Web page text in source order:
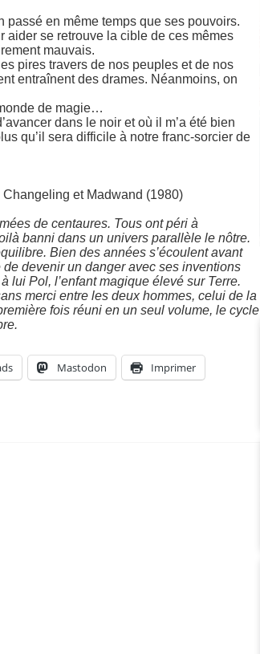
passé en même temps que ses pouvoirs.
aider se retrouve la cible de ces mêmes
mauvais.
pires travers de nos peuples et de nos
entraînent des drames. Néanmoins, on
de magie…
dans le noir et où il m’a été bien
qu’il sera difficile à notre franc-sorcier de
Changeling et Madwand (1980)
de centaures. Tous ont péri à
banni dans un univers parallèle le nôtre.
Bien des années s’écoulent avant
devenir un danger avec ses inventions
lui Pol, l’enfant magique élevé sur Terre.
merci entre les deux hommes, celui de la
fois réuni en un seul volume, le cycle
Mastodon Imprimer